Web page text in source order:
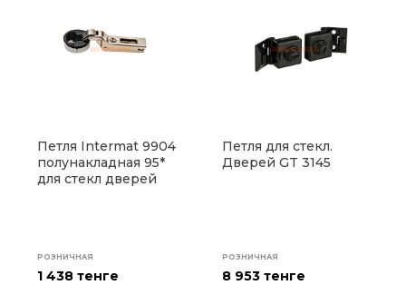
Петля Intermat 9904
полунакладная 95*
для стекл дверей
РОЗНИЧНАЯ
1 438 тенге
Петля для стекл.
Дверей GT 3145
РОЗНИЧНАЯ
8 953 тенге